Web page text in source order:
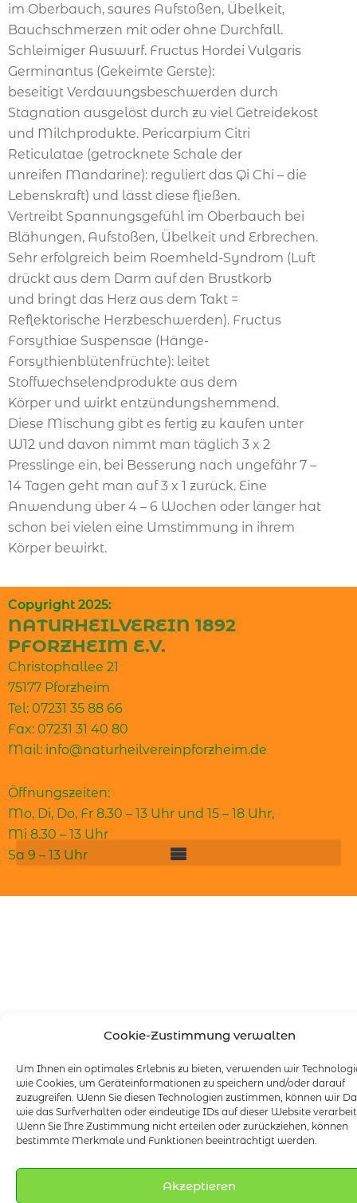
Cookie-Zustimmung verwalten
Um Ihnen ein optimales Erlebnis zu bieten, verwenden wir
wie Cookies, um Geräteinformationen zu speichern und/oder darauf
zuzugreifen. Wenn Sie diesen Technologien zustimmen, können wir
wie das Surfverhalten oder eindeutige IDs auf dieser Website
Wenn Sie Ihre Zustimmung nicht erteilen oder zurückziehen, können
bestimmte Merkmale und Funktionen beeinträchtigt werden.
Akzeptieren
im Oberbauch, saures Aufstoßen, Übelkeit,
Bauchschmerzen mit oder ohne Durchfall.
Schleimiger Auswurf. Fructus Hordei Vulgaris
Germinantus (Gekeimte Gerste):
beseitigt Verdauungsbeschwerden durch
Stagnation ausgelöst durch zu viel Getreidekost
und Milchprodukte. Pericarpium Citri
Reticulatae (getrocknete Schale der
unreifen Mandarine): reguliert das Qi Chi – die
Lebenskraft) und lässt diese fließen.
Vertreibt Spannungsgefühl im Oberbauch bei
Blähungen, Aufstoßen, Übelkeit und Erbrechen.
Sehr erfolgreich beim Roemheld-Syndrom (Luft
drückt aus dem Darm auf den Brustkorb
und bringt das Herz aus dem Takt =
Reflektorische Herzbeschwerden). Fructus
Forsythiae Suspensae (Hänge-
Forsythienblütenfrüchte): leitet
Stoffwechselendprodukte aus dem
Körper und wirkt entzündungshemmend.
Diese Mischung gibt es fertig zu kaufen unter
W12 und davon nimmt man täglich 3 x 2
Presslinge ein, bei Besserung nach ungefähr 7 –
14 Tagen geht man auf 3 x 1 zurück. Eine
Anwendung über 4 – 6 Wochen oder länger hat
schon bei vielen eine Umstimmung in ihrem
Körper bewirkt.
Copyright 2025:
NATURHEILVEREIN 1892
PFORZHEIM E.V.
Christophallee 21
75177 Pforzheim
Tel: 07231 35 88 66
Fax: 07231 31 40 80
Mail: info@naturheilvereinpforzheim.de
Öffnungszeiten:
Mo, Di, Do, Fr 8.30 – 13 Uhr und 15 – 18 Uhr,
Mi 8.30 – 13 Uhr
Sa 9 – 13 Uhr